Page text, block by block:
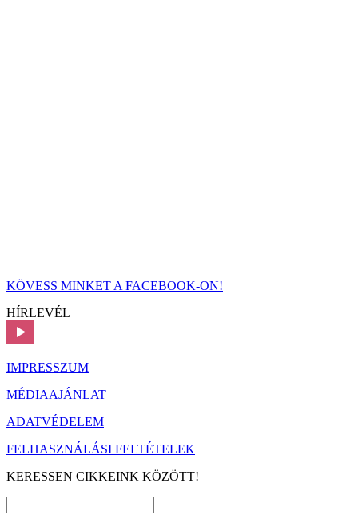
KÖVESS MINKET A FACEBOOK-ON!
HÍRLEVÉL
IMPRESSZUM
MÉDIAAJÁNLAT
ADATVÉDELEM
FELHASZNÁLÁSI FELTÉTELEK
KERESSEN CIKKEINK KÖZÖTT!